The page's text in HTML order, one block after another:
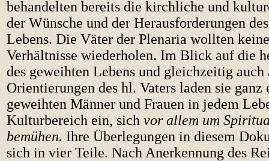
behandelten bereits die kirchliche und
der Wünsche und der Herausforderungen
Lebens. Die Väter der Plenaria wollten
Verhältnisse wiederholen. Im Blick auf die
des geweihten Lebens und gleichzeitig auch
Orientierungen des hl. Vaters laden sie ganz
geweihten Männer und Frauen in jedem
Kulturbereich ein, sich vor allem um
bemühen. Ihre Überlegungen in diesem
sich in vier Teile. Nach Anerkennung des